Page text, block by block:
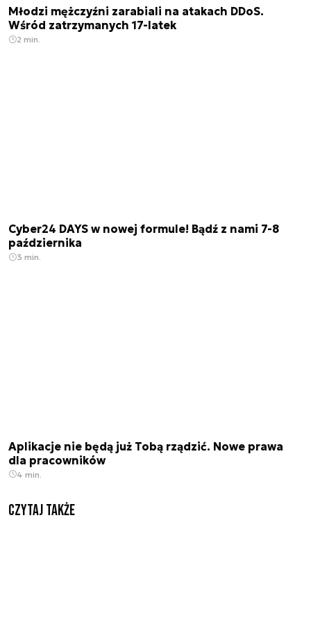
Młodzi mężczyźni zarabiali na atakach DDoS.
Wśród zatrzymanych 17-latek
2 min.
Cyber24 DAYS w nowej formule! Bądź z nami 7-8
października
3 min.
Aplikacje nie będą już Tobą rządzić. Nowe prawa
dla pracowników
4 min.
Czytaj także